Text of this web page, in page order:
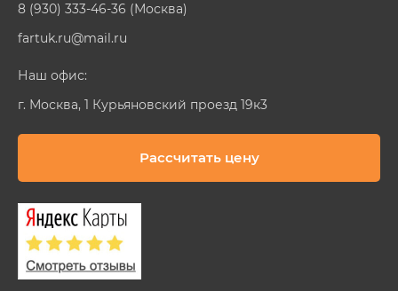
8 (930) 333-46-36 (Москва)
fartuk.ru@mail.ru
Наш офис:
г. Москва, 1 Курьяновский проезд 19к3
Рассчитать цену